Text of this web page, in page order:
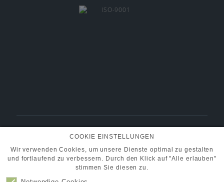
BMT Fluid Control Solutions GmbH
Tel.:+49 (0) 6101 95400-30
E-Mail:info@pumpen-ventile.de
COOKIE EINSTELLUNGEN
Wir verwenden Cookies, um unsere Dienste optimal zu gestalten
und fortlaufend zu verbessern. Durch den Klick auf "Alle erlauben"
stimmen Sie diesen zu.